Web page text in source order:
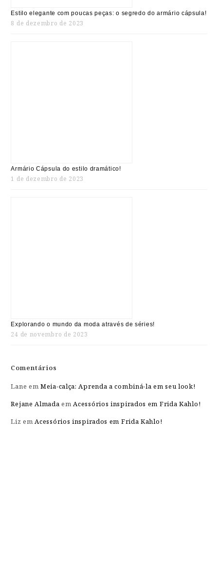
Estilo elegante com poucas peças: o segredo do armário cápsula!
8 de dezembro de 2023
Armário Cápsula do estilo dramático!
1 de dezembro de 2023
Explorando o mundo da moda através de séries!
24 de novembro de 2023
Comentários
Lane emMeia-calça: Aprenda a combiná-la em seu look!
Rejane Almada emAcessórios inspirados em Frida Kahlo!
Liz emAcessórios inspirados em Frida Kahlo!